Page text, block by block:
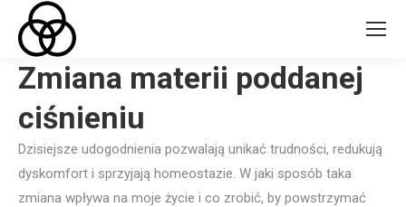
Zmiana materii poddanej
ciśnieniu
Dzisiejsze udogodnienia pozwalają unikać trudności, redukują
dyskomfort i sprzyjają homeostazie. W jaki sposób taka
zmiana wpływa na moje życie i co zrobić, by powstrzymać